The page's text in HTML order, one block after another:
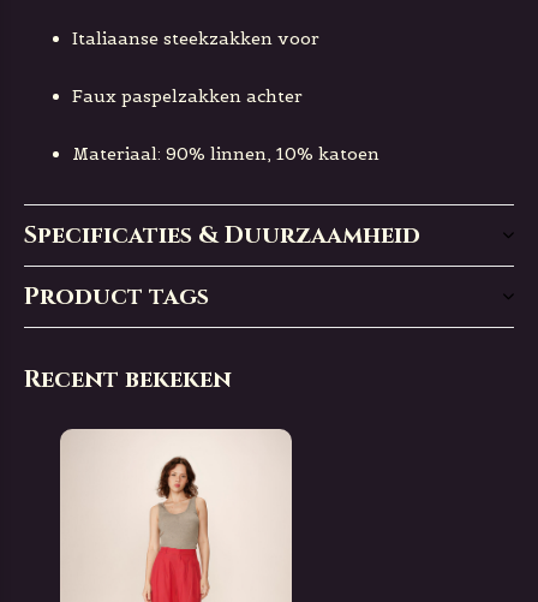
Italiaanse steekzakken voor
Faux paspelzakken achter
Materiaal: 90% linnen, 10% katoen
Specificaties & Duurzaamheid
Product tags
Recent bekeken